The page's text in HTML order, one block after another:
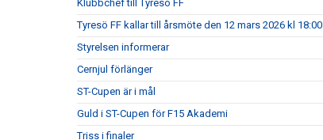
Klubbchef till Tyresö FF
Tyresö FF kallar till årsmöte den 12 mars 2026 kl 18:00
Styrelsen informerar
Cernjul förlänger
ST-Cupen är i mål
Guld i ST-Cupen för F15 Akademi
Triss i finaler